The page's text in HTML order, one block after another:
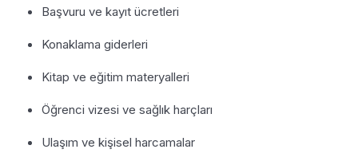
Başvuru ve kayıt ücretleri
Konaklama giderleri
Kitap ve eğitim materyalleri
Öğrenci vizesi ve sağlık harçları
Ulaşım ve kişisel harcamalar